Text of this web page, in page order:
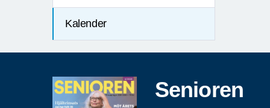
Kalender
Senioren